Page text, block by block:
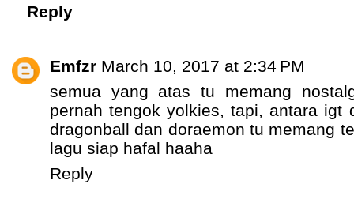
Reply
Emfzr March 10, 2017 at 2:34 PM
semua yang atas tu memang
pernah tengok yolkies, tapi, antara igt
dragonball dan doraemon tu memang
lagu siap hafal haaha
Reply